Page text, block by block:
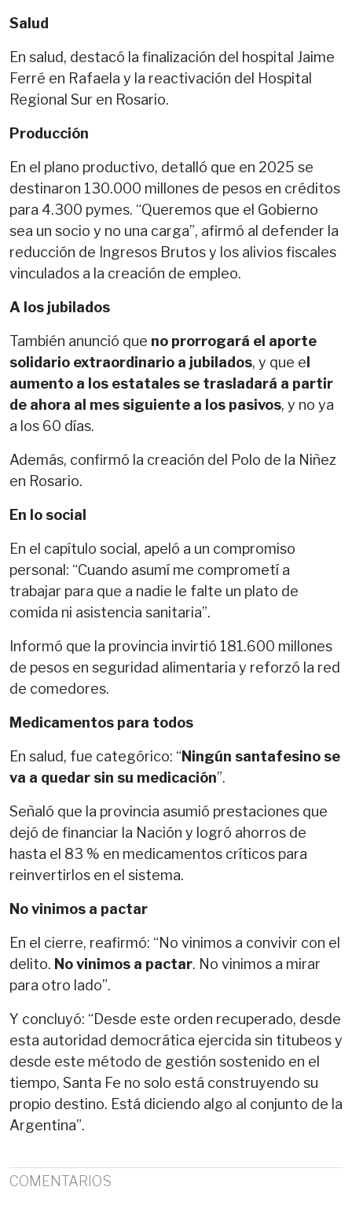
Salud
En salud, destacó la finalización del hospital Jaime
Ferré en Rafaela y la reactivación del Hospital
Regional Sur en Rosario.
Producción
En el plano productivo, detalló que en 2025 se
destinaron 130.000 millones de pesos en créditos
para 4.300 pymes. “Queremos que el Gobierno
sea un socio y no una carga”, afirmó al defender la
reducción de Ingresos Brutos y los alivios fiscales
vinculados a la creación de empleo.
A los jubilados
También anunció que no prorrogará el aporte
solidario extraordinario a jubilados, y que e
aumento a los estatales se trasladará a partir
de ahora al mes siguiente a los pasivos, y no ya
a los 60 días.
Además, confirmó la creación del Polo de la Niñez
en Rosario.
En lo social
En el capítulo social, apeló a un compromiso
personal: “Cuando asumí me comprometí a
trabajar para que a nadie le falte un plato de
comida ni asistencia sanitaria”.
Informó que la provincia invirtió 181.600 millones
de pesos en seguridad alimentaria y reforzó la red
de comedores.
Medicamentos para todos
En salud, fue categórico: “Ningún santafesino se
va a quedar sin su medicación”.
Señaló que la provincia asumió prestaciones que
dejó de financiar la Nación y logró ahorros de
hasta el 83 % en medicamentos críticos para
reinvertirlos en el sistema.
No vinimos a pactar
En el cierre, reafirmó: “No vinimos a convivir con el
delito. No vinimos a pactar. No vinimos a mirar
para otro lado”.
Y concluyó: “Desde este orden recuperado, desde
esta autoridad democrática ejercida sin titubeos y
desde este método de gestión sostenido en el
tiempo, Santa Fe no solo está construyendo su
propio destino. Está diciendo algo al conjunto de la
Argentina”.
COMENTARIOS